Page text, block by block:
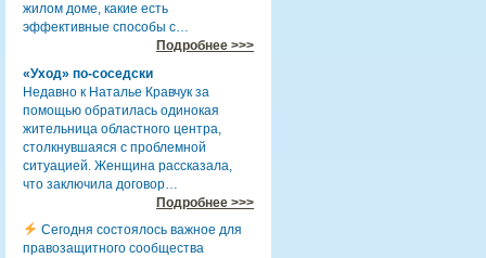
жилом доме, какие есть
эффективные способы с…
Подробнее >>>
«Уход» по-соседски
Недавно к Наталье Кравчук за
помощью обратилась одинокая
жительница областного центра,
столкнувшаяся с проблемной
ситуацией. Женщина рассказала,
что заключила договор…
Подробнее >>>
Сегодня состоялось важное для
правозащитного сообщества